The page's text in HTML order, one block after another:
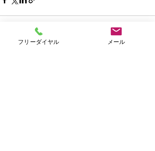
フリーダイヤル メール